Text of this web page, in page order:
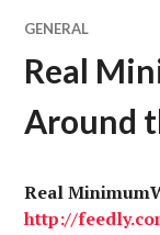
GENERAL
Real
Around
Real
http://